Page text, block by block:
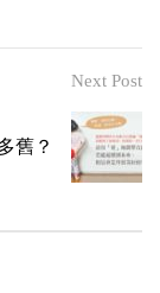
Next Post
舊？